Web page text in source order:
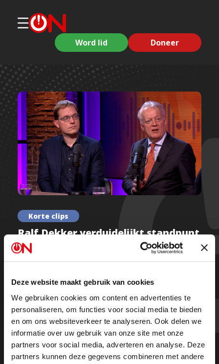
Deze website maakt gebruik van cookies
We gebruiken cookies om content en advertenties te
personaliseren, om functies voor social media te bieden
en om ons websiteverkeer te analyseren. Ook delen we
informatie over uw gebruik van onze site met onze
partners voor social media, adverteren en analyse. Deze
partners kunnen deze gegevens combineren met andere
Word lid Doneer
Korte clips
Ralf Dekker verduidelijkt standpunt
FVD inzake conflict Israël-Hamas:
"Kiezen kant van bevolking"
Beluister hier